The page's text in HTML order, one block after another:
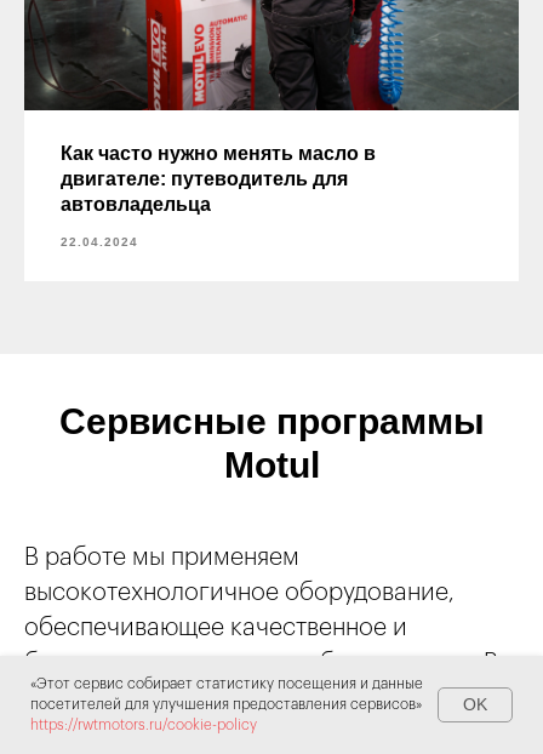
«Этот сервис собирает статистику посещения и данные
посетителей для улучшения предоставления сервисов»
https://rwtmotors.ru/cookie-policy
OK
Как часто нужно менять масло в
двигателе: путеводитель для
автовладельца
22.04.2024
Сервисные программы
Motul
В работе мы применяем
высокотехнологичное оборудование,
обеспечивающее качественное и
безопасное аппаратное обслуживание. В
автосервисе RWT motors проводят работы
с применением новейших сервисных